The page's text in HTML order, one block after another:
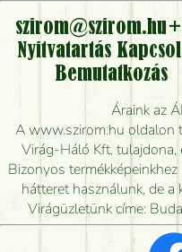
Vidékre is
Meddig rendelhetek
Mennyire gyorsan
mikor tudják
Vörös rózsát
szirom@szirom.hu
Nyitvatartás
Bemutatkozás
Áraink az
A www.szirom.hu oldalon
Virág-Háló Kft.
Bizonyos
hátteret használunk, de a
Virágüzletünk címe: